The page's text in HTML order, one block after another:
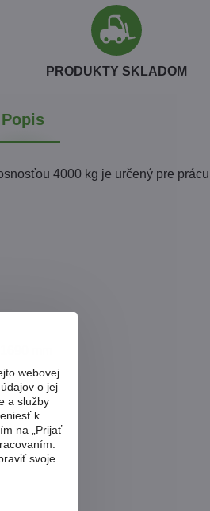
PRODUKTY SKLADOM
Popis
4000 kg je určený pre
mm
webovej
o jej
a služby
k
na „Prijať
svoje